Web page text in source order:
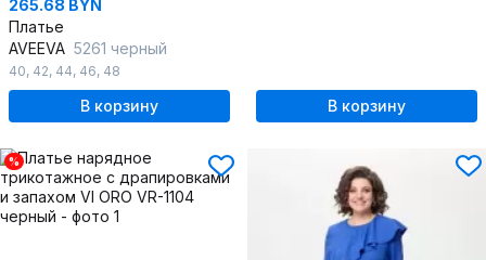
265.68 BYN
Платье
AVEEVA 5261 черный
40, 42, 44, 46, 48
В корзину В корзину
%